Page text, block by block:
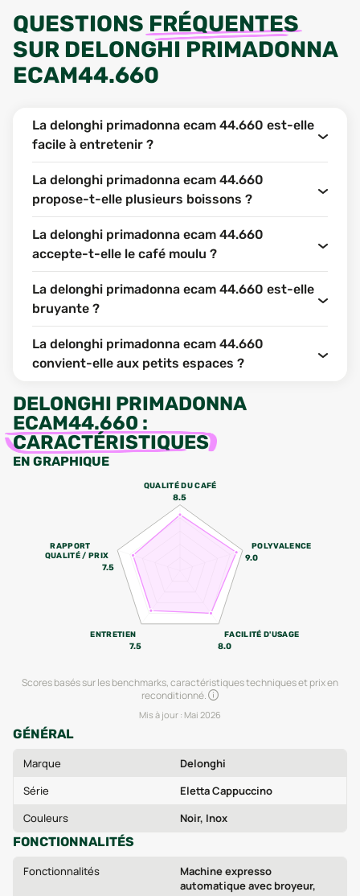
QUESTIONS FRÉQUENTES
SUR DELONGHI PRIMADONNA
ECAM44.660
La delonghi primadonna ecam 44.660 est-elle
facile à entretenir ?
La delonghi primadonna ecam 44.660
propose-t-elle plusieurs boissons ?
La delonghi primadonna ecam 44.660
accepte-t-elle le café moulu ?
La delonghi primadonna ecam 44.660 est-elle
bruyante ?
La delonghi primadonna ecam 44.660
convient-elle aux petits espaces ?
DELONGHI PRIMADONNA
ECAM44.660 :
CARACTÉRISTIQUES
EN GRAPHIQUE
QUALITÉ DU CAFÉ
8.5
POLYVALENCE
9.0
FACILITÉ D'USAGE
8.0
ENTRETIEN
7.5
RAPPORT
QUALITÉ / PRIX
7.5
Scores basés sur les benchmarks, caractéristiques techniques et prix en
reconditionné.
Mis à jour : Mai 2026
GÉNÉRAL
Marque
Delonghi
Série
Eletta Cappuccino
Couleurs
Noir, Inox
FONCTIONNALITÉS
Fonctionnalités
Machine expresso
automatique avec broyeur,